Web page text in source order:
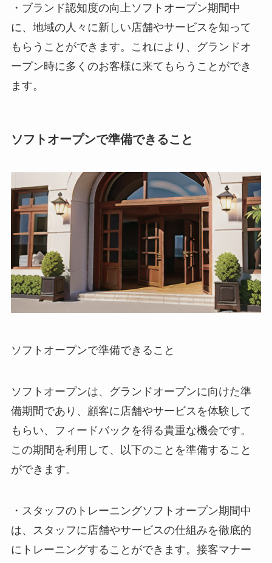
・ ブランド認知度の向上ソフトオープン期間中
に、地域の人々に新しい店舗やサービスを知って
もらうことができます。これにより、グランドオ
ープン時に多くのお客様に来てもらうことができ
ます。
ソフトオープンで準備できること
ソフトオープンで準備できること
ソフトオープンは、グランドオープンに向けた準
備期間であり、顧客に店舗やサービスを体験して
もらい、フィードバックを得る貴重な機会です。
この期間を利用して、以下のことを準備すること
ができます。
・スタッフのトレーニングソフトオープン期間中
は、スタッフに店舗やサービスの仕組みを徹底的
にトレーニングすることができます。接客マナー